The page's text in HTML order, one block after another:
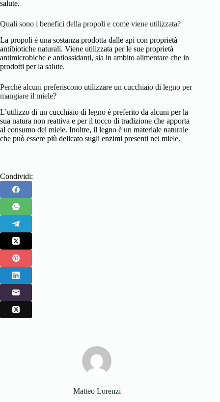
salute.
Quali sono i benefici della propoli e come viene utilizzata?
La propoli è una sostanza prodotta dalle api con proprietà
antibiotiche naturali. Viene utilizzata per le sue proprietà
antimicrobiche e antiossidanti, sia in ambito alimentare che in
prodotti per la salute.
Perché alcuni preferiscono utilizzare un cucchiaio di legno per
mangiare il miele?
L’utilizzo di un cucchiaio di legno è preferito da alcuni per la
sua natura non reattiva e per il tocco di tradizione che apporta
al consumo del miele. Inoltre, il legno è un materiale naturale
che può essere più delicato sugli enzimi presenti nel miele.
Condividi:
Matteo Lorenzi